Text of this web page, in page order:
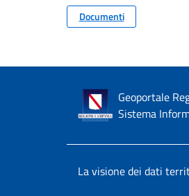
Documenti
Geoportale
Sistema
La visione dei dati